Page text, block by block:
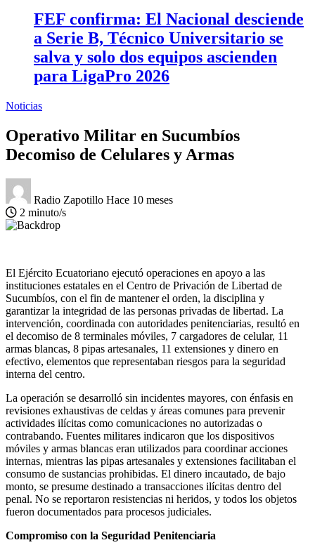
FEF confirma: El Nacional desciende
a Serie B, Técnico Universitario se
salva y solo dos equipos ascienden
para LigaPro 2026
Noticias
Operativo Militar en Sucumbíos
Decomiso de Celulares y Armas
Radio Zapotillo Hace 10 meses
2 minuto/s
El Ejército Ecuatoriano ejecutó operaciones en apoyo a las
instituciones estatales en el Centro de Privación de Libertad de
Sucumbíos, con el fin de mantener el orden, la disciplina y
garantizar la integridad de las personas privadas de libertad. La
intervención, coordinada con autoridades penitenciarias, resultó en
el decomiso de 8 terminales móviles, 7 cargadores de celular, 11
armas blancas, 8 pipas artesanales, 11 extensiones y dinero en
efectivo, elementos que representaban riesgos para la seguridad
interna del centro.
La operación se desarrolló sin incidentes mayores, con énfasis en
revisiones exhaustivas de celdas y áreas comunes para prevenir
actividades ilícitas como comunicaciones no autorizadas o
contrabando. Fuentes militares indicaron que los dispositivos
móviles y armas blancas eran utilizados para coordinar acciones
internas, mientras las pipas artesanales y extensiones facilitaban el
consumo de sustancias prohibidas. El dinero incautado, de bajo
monto, se presume destinado a transacciones ilícitas dentro del
penal. No se reportaron resistencias ni heridos, y todos los objetos
fueron documentados para procesos judiciales.
Compromiso con la Seguridad Penitenciaria